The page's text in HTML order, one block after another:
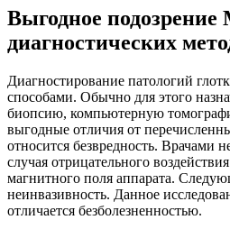
Выгодное
диагностических
Диагностирование патологий
способами. Обычно для этого
биопсию, компьютерную
выгодные отличия от
относится безвредность. Врачами
случая отрицательного
магнитного поля аппарата.
неинвазивность. Данное
отличается безболезненностью.